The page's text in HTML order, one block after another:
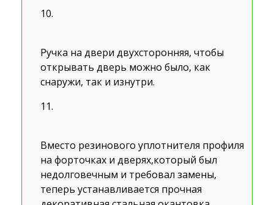
Ручка на двери двухсторонняя, чтобы
открывать дверь можно было, как
снаружи, так и изнутри.
Вместо резинового уплотнителя профиля
на форточках и дверях,который был
недолговечным и требовал замены,
теперь устанавливается прочная